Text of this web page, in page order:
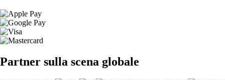
Partner sulla scena globale